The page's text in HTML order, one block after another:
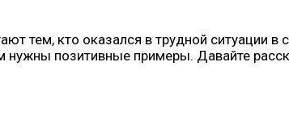
тем, кто оказался в трудной ситуации в
позитивные примеры. Давайте